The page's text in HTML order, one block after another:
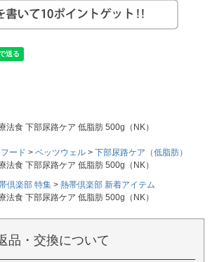
法食 下部尿路ケア 低脂肪 500g（NK）
ード ベッツウェル
下部尿路ケア（低脂肪）
法食 下部尿路ケア 低脂肪 500g（NK）
倶楽部 特集
熱帯倶楽部 新着アイテム
法食 下部尿路ケア 低脂肪 500g（NK）
品・交換について